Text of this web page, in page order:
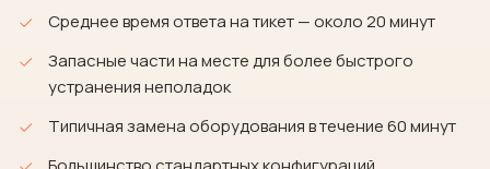
Среднее время ответа на тикет — около 20 минут
Запасные части на месте для более быстрого
устранения неполадок
Типичная замена оборудования в течение 60 минут